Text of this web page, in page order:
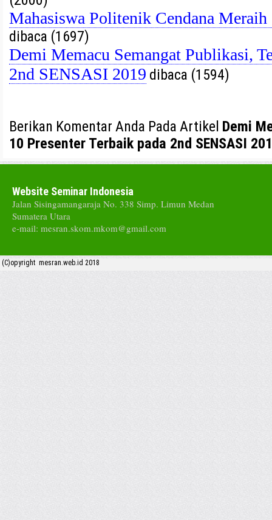
Mahasiswa Politenik Cendana
dibaca (1697)
Demi Memacu Semangat Publikasi,
2nd SENSASI 2019 dibaca (1594)
Berikan Komentar Anda Pada Artikel Demi
10 Presenter Terbaik pada 2nd SENSASI
Website Seminar Indonesia
Jalan Sisingamangaraja No. 338 Simp. Limun Medan
Sumatera Utara
e-mail: mesran.skom.mkom@gmail.com
(C)opyright mesran.web.id 2018